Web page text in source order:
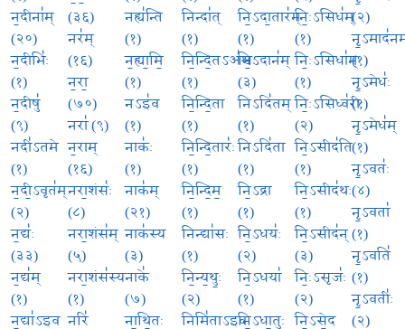
न॒दीना॑म्
(२०)
न॒दीभिः॑
(१)
न॒दीषु॑
(९)
नदी॑ऽतमे
(१)
न॒दी॒ऽवृत॑म्
(२)
न॒द्यः॑
(३३)
न॒द्य॑म्
(१)
न॒द्या॑ऽइव
(३६)
नर॑म्
(१६)
न॒रा॒
(७०)
नरा॑ (९)
न॒राम्
(१६)
नरा॒शंसः॑
(८)
नरा॒शंस॑म्
(५)
नरा॒शंस॑स्य
(१)
नरि॑
नह्य॑न्ति
(१)
न॒ह्या॒मि॒
(१)
नऽइ॑व
(१)
नाकः॑
(१)
नाक॑म्
(२१)
नाक॑स्य
(३)
नाके॑
(७)
ना॒थि॒तः
निन्दा॑त्
(१)
नि॒न्दि॒तऽअ॑श्वः
(१)
नि॒न्दि॒ता
(१)
नि॒न्दि॒तारः॑
(१)
नि॒न्दि॒म॒
(१)
निन्द्या॑सः
(१)
नि॒न्य॒थुः॒
(२)
निमि॑ताऽइव
नि॒ऽदा॒तार॑म्
(१)
नि॒ऽदान॑म्
(३)
निऽदि॑तम्
(१)
निऽदि॑ता
(१)
नि॒ऽद्रा
(१)
नि॒ऽधयः॑
(२)
नि॒ऽधया॑
(१)
नि॒ऽधा॒तुः
निः॒ऽसिध॑म्
(१)
निः॒ऽसिधा॑म्
(१)
निः॒ऽसिध्व॑रीः
(२)
नि॒ऽसीद॑ति
(१)
नि॒ऽसीद॑थः
(१)
नि॒ऽसीद॑न्
(३)
निः॒ऽसृजः॑
(२)
नि॒ऽसे॒द
(२)
(१)
नृ॒ऽमेधः॑
(१)
नृ॒ऽमेध॑म्
(१)
नृ॒ऽवतः॑
(४)
नृ॒ऽवता॑
(१)
नृ॒ऽवति॑
(१)
नृ॒ऽवतीः॑
(२)